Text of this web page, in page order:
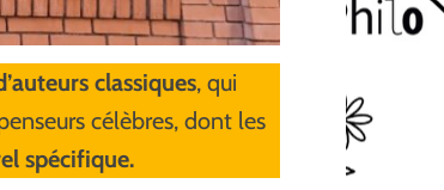
classiques, qui
célèbres, dont les
spécifique.